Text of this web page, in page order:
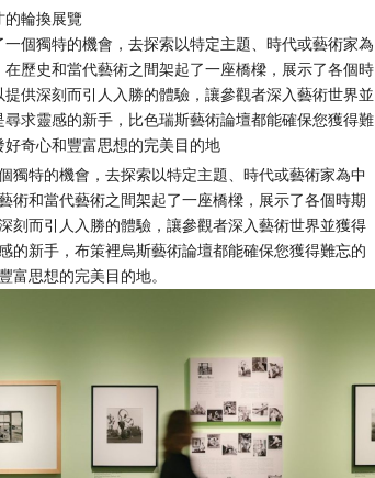
輪換展覽
個獨特的機會，去探索以特定主題、時代或藝術家為
歷史和當代藝術之間架起了一座橋樑，展示了各個時
供深刻而引人入勝的體驗，讓參觀者深入藝術世界並
求靈感的新手，比色瑞斯藝術論壇都能確保您獲得難
奇心和豐富思想的完美目的地
獨特的機會，去探索以特定主題、時代或藝術家為中
術和當代藝術之間架起了一座橋樑，展示了各個時期
刻而引人入勝的體驗，讓參觀者深入藝術世界並獲得
的新手，布策裡烏斯藝術論壇都能確保您獲得難忘的
思想的完美目的地。